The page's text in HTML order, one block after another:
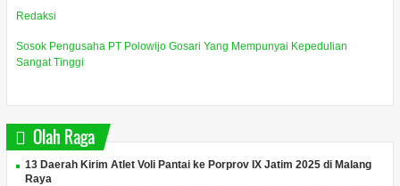
Redaksi
Sosok Pengusaha PT Polowijo Gosari Yang Mempunyai Kepedulian
Sangat Tinggi
Olah Raga
13 Daerah Kirim Atlet Voli Pantai ke Porprov IX Jatim 2025 di Malang
Raya